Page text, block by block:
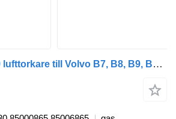
Volvo 93097 92049 lufttorkare till Volvo B7, B8, B9, B12 bus (2005-) buss